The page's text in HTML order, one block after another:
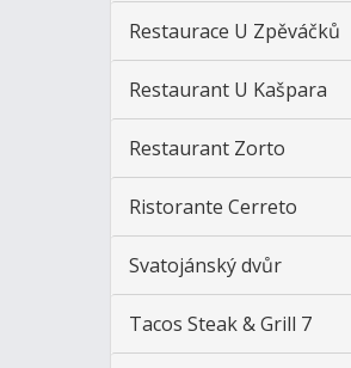
Restaurace U Zpěváčků
Restaurant U Kašpara
Restaurant Zorto
Ristorante Cerreto
Svatojánský dvůr
Tacos Steak & Grill 7